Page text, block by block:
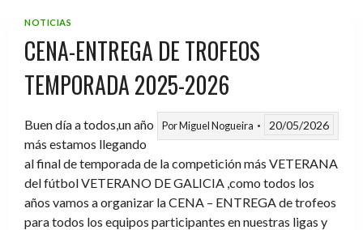
NOTICIAS
CENA-ENTREGA DE TROFEOS
TEMPORADA 2025-2026
PorMiguel Nogueira 20/05/2026
Buen día a todos,un año
más estamos llegando
al final de temporada de la competición más VETERANA
del fútbol VETERANO DE GALICIA ,como todos los
años vamos a organizar la CENA – ENTREGA de trofeos
para todos los equipos participantes en nuestras ligas y